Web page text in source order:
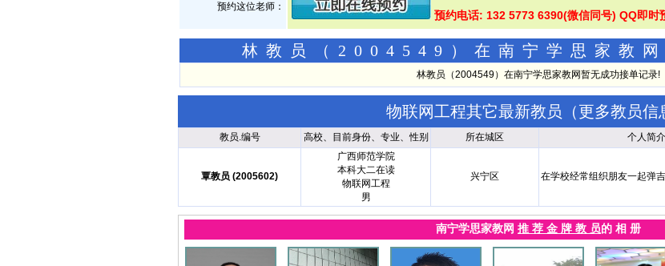
预约这位老师：
预约电话: 132 5773 6390(微信同号) QQ即时
林教员（2004549）在南宁学思家教网
林教员（2004549）在南宁学思家教网暂无成功接单记录!
物联网工程其它最新教员（更多教员信
教员.编号 高校、目前身份、专业、性别 所在城区 个人简介
覃教员 (2005602)
广西师范学院
本科大二在读
物联网工程
男
兴宁区 在学校经常组织朋友一起弹
南宁学思家教网 推 荐 金 牌 教 员的 相 册